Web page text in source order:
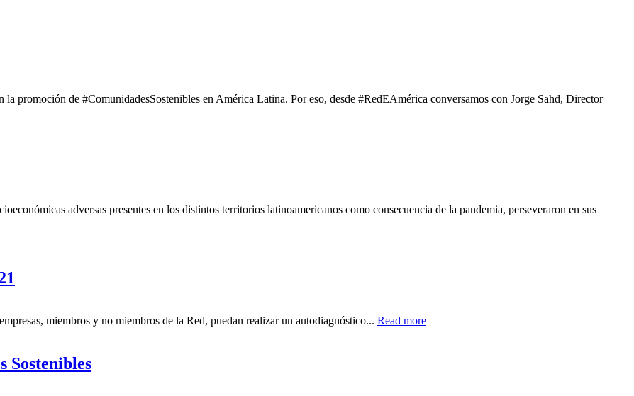
promoción de #ComunidadesSostenibles en América Latina. Por eso, desde #RedEAmérica conversamos con Jorge Sahd, Director
adversas presentes en los distintos territorios latinoamericanos como consecuencia de la pandemia, perseveraron en sus
miembros y no miembros de la Red, puedan realizar un autodiagnóstico... Read more
Sostenibles